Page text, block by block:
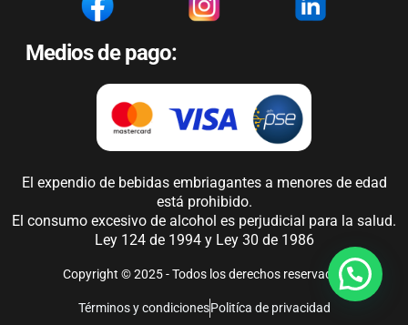
Medios de pago:
El expendio de bebidas embriagantes a menores de edad
está prohibido.
El consumo excesivo de alcohol es perjudicial para la salud.
Ley 124 de 1994 y Ley 30 de 1986
Copyright © 2025 - Todos los derechos reservados
Términos y condicionesPolitíca de privacidad